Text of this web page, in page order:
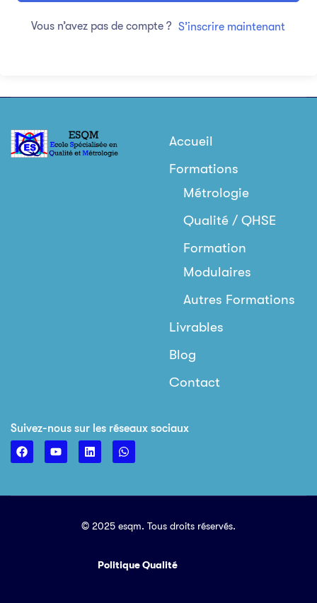
Vous n’avez pas de compte ? S’inscrire maintenant
Accueil
Formations
Métrologie
Qualité / QHSE
Formation
Modulaires
Autres Formations
Livrables
Blog
Contact
Suivez-nous sur les réseaux sociaux
© 2025 esqm. Tous droits réservés.
Politique Qualité